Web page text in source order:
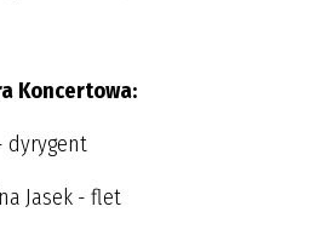
Koncertowa:
dyrygent
Jasek - flet